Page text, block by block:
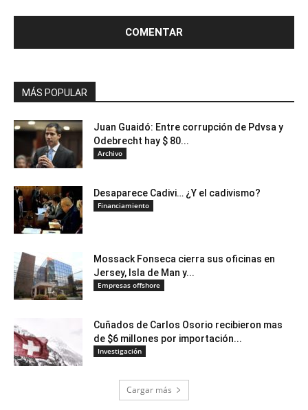
MÁS POPULAR
Juan Guaidó: Entre corrupción de Pdvsa y
Odebrecht hay $ 80...
Archivo
Desaparece Cadivi… ¿Y el cadivismo?
Financiamiento
Mossack Fonseca cierra sus oficinas en
Jersey, Isla de Man y...
Empresas offshore
Cuñados de Carlos Osorio recibieron mas
de $6 millones por importación...
Investigación
Cargar más